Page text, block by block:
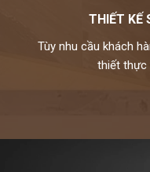
THIẾT KẾ
Tùy nhu cầu khách
thiết thực